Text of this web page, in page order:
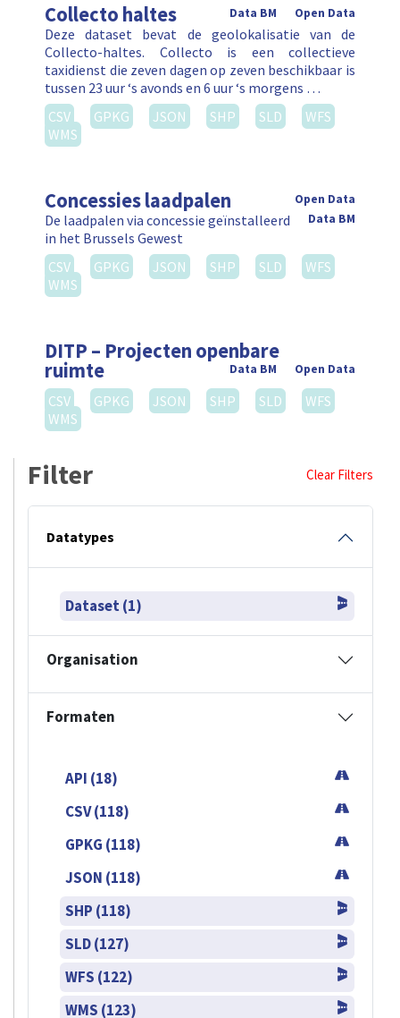
Collecto haltes Open Data
Data BM
Deze dataset bevat de geolokalisatie van de
Collecto-haltes. Collecto is een collectieve
taxidienst die zeven dagen op zeven beschikbaar is
tussen 23 uur ‘s avonds en 6 uur ‘s morgens …
CSV
GPKG JSON SHP SLD
WFS
WMS
Concessies laadpalen
Open Data
Data BM
De laadpalen via concessie geïnstalleerd
in het Brussels Gewest
CSV
GPKG JSON SHP SLD
WFS
WMS
DITP – Projecten openbare
ruimte Open Data
Data BM
CSV GPKG JSON SHP SLD
WFS
WMS
Filter Clear Filters
Datatypes
Dataset (1)
Organisation
Formaten
API (18)
CSV (118)
GPKG (118)
JSON (118)
SHP (118)
SLD (127)
WFS (122)
WMS (123)